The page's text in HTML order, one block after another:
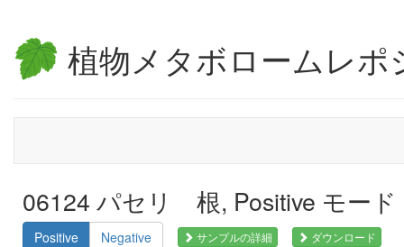
植物メタボロームレポ
06124 パセリ 根, Positive モード
Positive Negative サンプルの詳細 ダウンロード